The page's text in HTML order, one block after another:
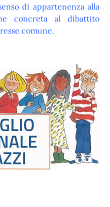
di appartenenza alla
concreta al dibattito
comune.